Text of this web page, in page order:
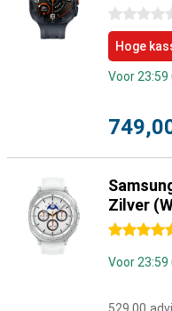
0 sterren
Hoge
Voor
Zilver
4.5 sterren
Voor